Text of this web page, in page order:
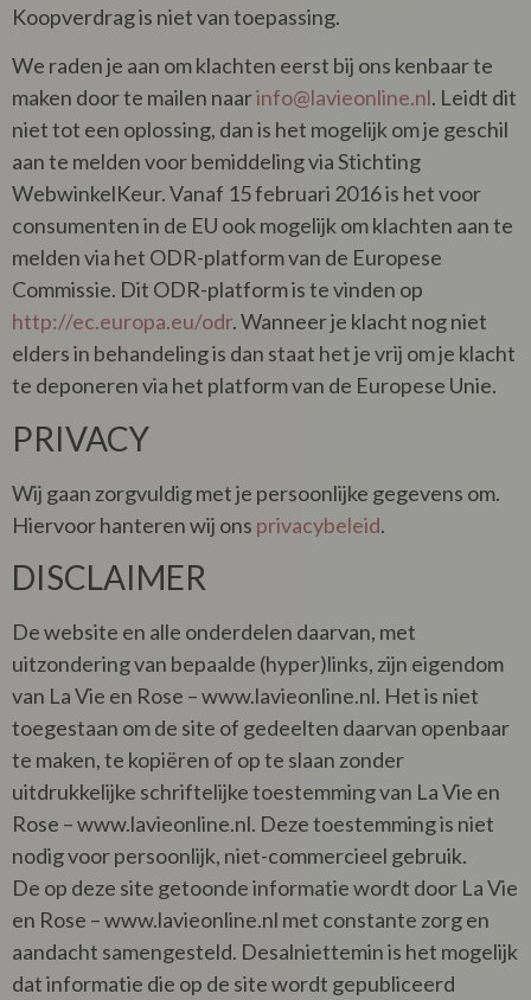
Koopverdrag is niet van toepassing.
We raden je aan om klachten eerst bij ons kenbaar te
maken door te mailen naarinfo@lavieonline.nl. Leidt dit
niet tot een oplossing, dan is het mogelijk om je geschil
aan te melden voor bemiddeling via Stichting
WebwinkelKeur. Vanaf 15 februari 2016 is het voor
consumenten in de EU ook mogelijk om klachten aan te
melden via het ODR-platform van de Europese
Commissie. Dit ODR-platform is te vinden op
http://ec.europa.eu/odr. Wanneer je klacht nog niet
elders in behandeling is dan staat het je vrij om je klacht
te deponeren via het platform van de Europese Unie.
PRIVACY
Wij gaan zorgvuldig met je persoonlijke gegevens om.
Hiervoor hanteren wij ons privacybeleid.
DISCLAIMER
De website en alle onderdelen daarvan, met
uitzondering van bepaalde (hyper)links, zijn eigendom
van La Vie en Rose – www.lavieonline.nl. Het is niet
toegestaan om de site of gedeelten daarvan openbaar
te maken, te kopiëren of op te slaan zonder
uitdrukkelijke schriftelijke toestemming van La Vie en
Rose – www.lavieonline.nl. Deze toestemming is niet
nodig voor persoonlijk, niet-commercieel gebruik.
De op deze site getoonde informatie wordt door La Vie
en Rose – www.lavieonline.nl met constante zorg en
aandacht samengesteld. Desalniettemin is het mogelijk
dat informatie die op de site wordt gepubliceerd